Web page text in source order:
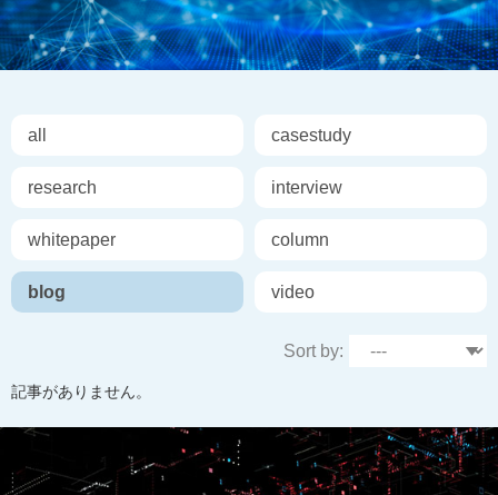
all casestudy
research interview
whitepaper column
blog video
Sort by:
記事がありません。